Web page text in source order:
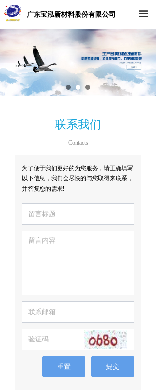
끀
广东宝泓新材料股份有限公司
联系我们
提交
重置
为了便于我们更好的为您服务，请正确填写
以下信息，我们会尽快的与您取得来联系，
并答复您的需求!
Contacts